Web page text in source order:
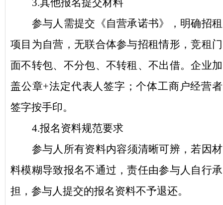
参与人需提交《自营承诺书》，明确招租
项目为自营，无联合体参与招租情形，竞租门
面不转包、不分包、不转租、不出借。企业加
盖公章+法定代表人签字；个体工商户经营者
签字按手印。
4.报名资料规范要求
参与人 所有资料内容须清晰可辨 ，若因材
料模糊导致报名不通过，责任由参与人自行承
担 ，参与人提交的报名资料不予退还。